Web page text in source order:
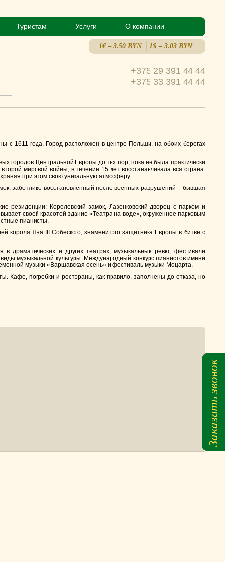
Туристам Услуги О компании
1€ = 3.50 BYN 1$ = 3.03 BYN
Заказать звонок
+375 29 391 44 44
+375 33 391 44 44
с 1611 года. Город расположен в центре Польши, на обоих берегах
городов Центральной Европы до тех пор, пока не была практически
мировой войны, в течение 15 лет восстанавливала вся страна.
при этом свою уникальную атмосферу.
заботливо восстановленный после военных разрушений – бывшая
резиденции: Королевский замок, Лазенковский дворец с парком и
своей красотой здание «Театра на воде», окруженное парковым
пианисты.
короля Яна III Собеского, знаменитого защитника Европы в битве с
драматических и других театрах, музыкальные ревю, фестивали
музыкальной культуры. Международный конкурс пианистов имени
музыки «Варшавская осень» и фестиваль музыки Моцарта.
Кафе, погребки и рестораны, как правило, заполнены до отказа, но